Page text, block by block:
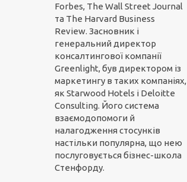
Forbes, The Wall Street Journal
та The Harvard Business
Review. Засновник і
генеральний директор
консалтингової компанії
Greenlight, був директором із
маркетингу в таких компаніях,
як Starwood Hotels і Deloitte
Consulting. Його система
взаємодопомоги й
налагодження стосунків
настільки популярна, що нею
послуговується бізнес-школа
Стенфорду.